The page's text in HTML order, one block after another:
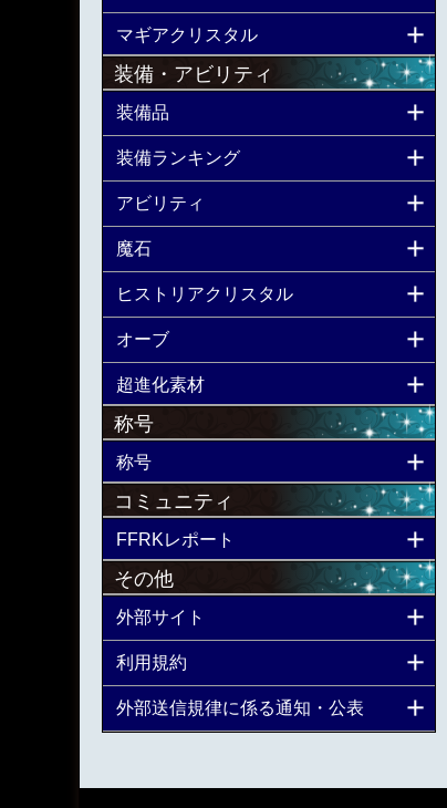
マギアクリスタル
装備・アビリティ
装備品
装備ランキング
アビリティ
魔石
ヒストリアクリスタル
オーブ
超進化素材
称号
称号
コミュニティ
FFRKレポート
その他
外部サイト
利用規約
外部送信規律に係る通知・公表